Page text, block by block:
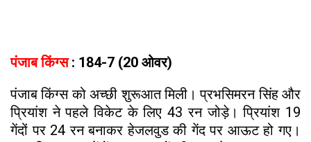
पंजाब किंग्स: 184-7 (20 ओवर)
पंजाब किंग्स को अच्छी शुरूआत मिली। प्रभसिमरन सिंह और
प्रियांश ने पहले विकेट के लिए 43 रन जोड़े। प्रियांश 19
गेंदों पर 24 रन बनाकर हेजलवुड की गेंद पर आऊट हो गए।